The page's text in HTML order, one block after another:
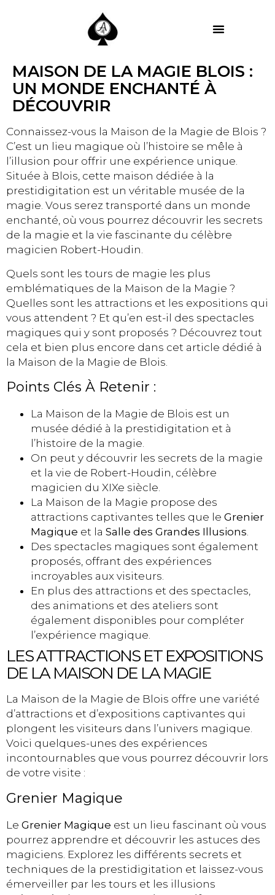
MAISON DE LA MAGIE BLOIS :
UN MONDE ENCHANTÉ À
DÉCOUVRIR
Connaissez-vous la Maison de la Magie de Blois ?
C’est un lieu magique où l’histoire se mêle à
l’illusion pour offrir une expérience unique.
Située à Blois, cette maison dédiée à la
prestidigitation est un véritable musée de la
magie. Vous serez transporté dans un monde
enchanté, où vous pourrez découvrir les secrets
de la magie et la vie fascinante du célèbre
magicien Robert-Houdin.
Quels sont les tours de magie les plus
emblématiques de la Maison de la Magie ?
Quelles sont les attractions et les expositions qui
vous attendent ? Et qu’en est-il des spectacles
magiques qui y sont proposés ? Découvrez tout
cela et bien plus encore dans cet article dédié à
la Maison de la Magie de Blois.
Points Clés À Retenir :
La Maison de la Magie de Blois est un
musée dédié à la prestidigitation et à
l’histoire de la magie.
On peut y découvrir les secrets de la magie
et la vie de Robert-Houdin, célèbre
magicien du XIXe siècle.
La Maison de la Magie propose des
attractions captivantes telles que le Grenier
Magique et la Salle des Grandes Illusions.
Des spectacles magiques sont également
proposés, offrant des expériences
incroyables aux visiteurs.
En plus des attractions et des spectacles,
des animations et des ateliers sont
également disponibles pour compléter
l’expérience magique.
LES ATTRACTIONS ET EXPOSITIONS
DE LA MAISON DE LA MAGIE
La Maison de la Magie de Blois offre une variété
d’attractions et d’expositions captivantes qui
plongent les visiteurs dans l’univers magique.
Voici quelques-unes des expériences
incontournables que vous pourrez découvrir lors
de votre visite :
Grenier Magique
Le Grenier Magique est un lieu fascinant où vous
pourrez apprendre et découvrir les astuces des
magiciens. Explorez les différents secrets et
techniques de la prestidigitation et laissez-vous
émerveiller par les tours et les illusions